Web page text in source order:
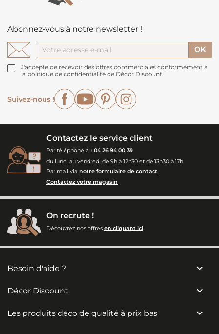
Abonnez-vous à notre newsletter !
J'accepte de recevoir des offres commerciales conformément à
la politique de confidentialité de Décor Discount
Suivez-nous !
FacebookYouTubePinterest
Contactez le service client
Par téléphone au 04 26 94 00 39
du lundi au vendredi de 9h à 12h30 et de 13h30 à 17h
Par mail via notre formulaire de contact
Contactez votre magasin
On recrute !
Découvrez nos offres en cliquant ici
Besoin d'aide ? 
Décor Discount 
Les produits déco de qualité à prix bas 